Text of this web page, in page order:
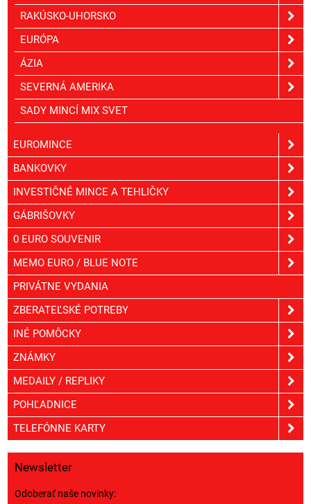
RAKÚSKO-UHORSKO
EURÓPA
ÁZIA
SEVERNÁ AMERIKA
SADY MINCÍ MIX SVET
EUROMINCE
BANKOVKY
INVESTIČNÉ MINCE A TEHLIČKY
GÁBRIŠOVKY
0 EURO SOUVENIR
MEMO EURO / BLUE NOTE
PRIVÁTNE VYDANIA
ZBERATEĽSKÉ POTREBY
INÉ POMÔCKY
ZNÁMKY
MEDAILY / REPLIKY
POHĽADNICE
TELEFÓNNE KARTY
Newsletter
Odoberať naše novinky: